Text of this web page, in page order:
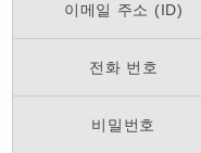
이메일 주소 (ID)
전화 번호
비밀번호